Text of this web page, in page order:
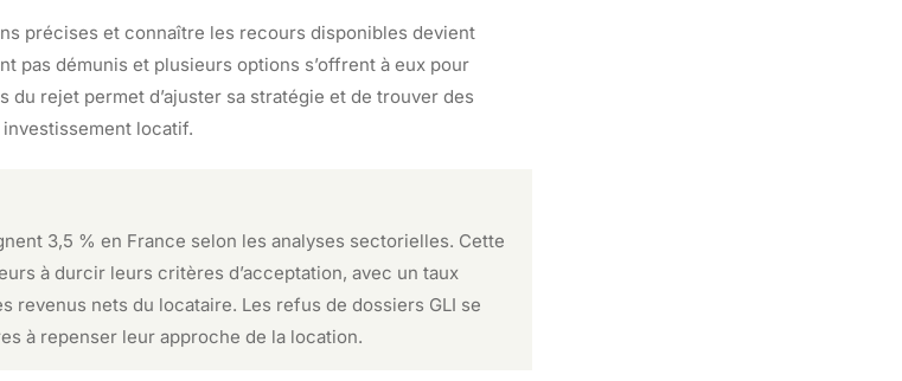
précises et connaître les recours disponibles devient
pas démunis et plusieurs options s’offrent à eux pour
rejet permet d’ajuster sa stratégie et de trouver des
locatif.
3,5 % en France selon les analyses sectorielles. Cette
à durcir leurs critères d’acceptation, avec un taux
revenus nets du locataire. Les refus de dossiers GLI se
à repenser leur approche de la location.